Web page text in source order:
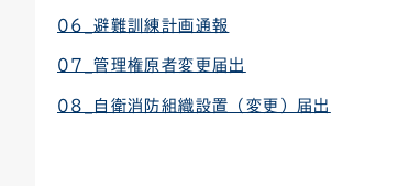
06_避難訓練計画通報
07_管理権原者変更届出
08_自衛消防組織設置（変更）届出